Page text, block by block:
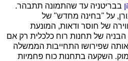
בבריטניה עד שהתמונה תתבהר.
על "בחינה מחדש" של
של חוסר ודאות, המונעת
של תחנות רוח כלכלית רק אם
שפירושו התחייבות הממשלה
השקעה בתחנות כוח פחמיות